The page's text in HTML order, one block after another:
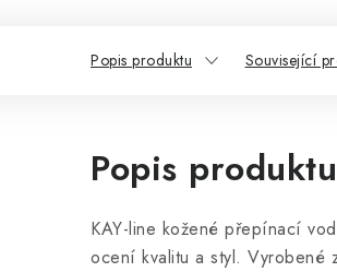
Popis produktu Související
Popis produktu
KAY-line kožené přepínací
ocení kvalitu a styl.